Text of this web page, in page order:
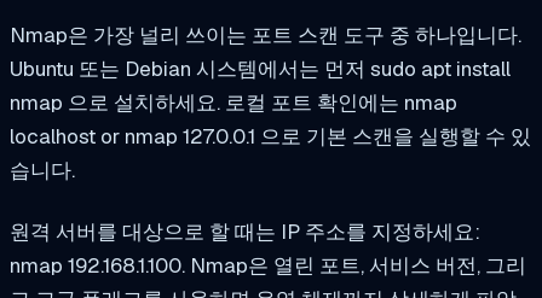
Nmap은 가장 널리 쓰이는 포트 스캔 도구 중 하나입니다.
Ubuntu 또는 Debian 시스템에서는 먼저 sudo apt install
nmap 으로 설치하세요. 로컬 포트 확인에는 nmap
localhost or nmap 127.0.0.1 으로 기본 스캔을 실행할 수 있
습니다.
원격 서버를 대상으로 할 때는 IP 주소를 지정하세요:
nmap 192.168.1.100. Nmap은 열린 포트, 서비스 버전, 그리